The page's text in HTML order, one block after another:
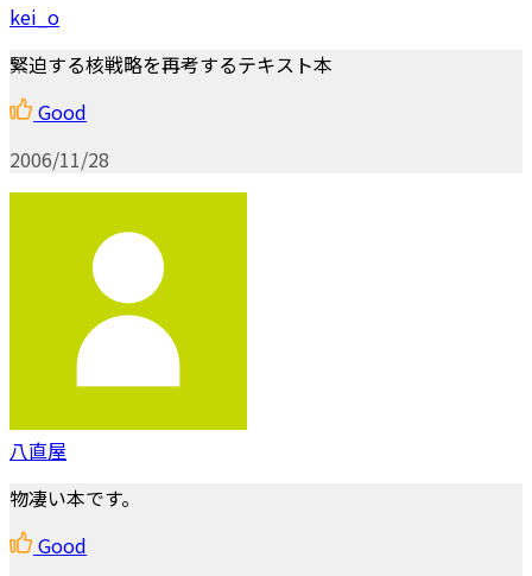
kei_o
緊迫する核戦略を再考するテキスト本
Good
2006/11/28
八直屋
物凄い本です。
Good